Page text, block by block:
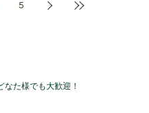
5
た様でも大歓迎！